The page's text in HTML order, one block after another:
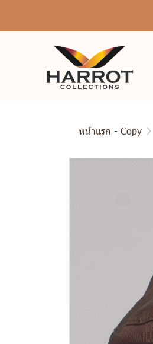
หน้าแรก - Copy